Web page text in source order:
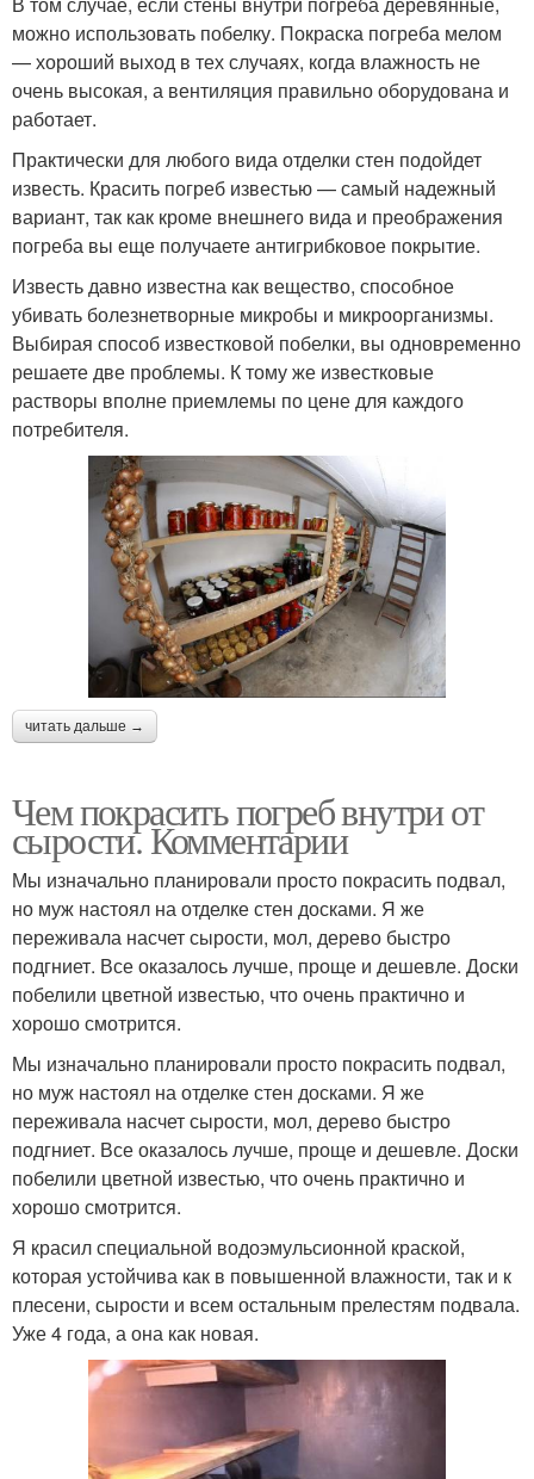
можно использовать побелку. Покраска погреба мелом
— хороший выход в тех случаях, когда влажность не
очень высокая, а вентиляция правильно оборудована и
работает.
Практически для любого вида отделки стен подойдет
известь. Красить погреб известью — самый надежный
вариант, так как кроме внешнего вида и преображения
погреба вы еще получаете антигрибковое покрытие.
Известь давно известна как вещество, способное
убивать болезнетворные микробы и микроорганизмы.
Выбирая способ известковой побелки, вы одновременно
решаете две проблемы. К тому же известковые
растворы вполне приемлемы по цене для каждого
потребителя.
читать дальше →
Чем покрасить погреб внутри от
сырости. Комментарии
Мы изначально планировали просто покрасить подвал,
но муж настоял на отделке стен досками. Я же
переживала насчет сырости, мол, дерево быстро
подгниет. Все оказалось лучше, проще и дешевле. Доски
побелили цветной известью, что очень практично и
хорошо смотрится.
Мы изначально планировали просто покрасить подвал,
но муж настоял на отделке стен досками. Я же
переживала насчет сырости, мол, дерево быстро
подгниет. Все оказалось лучше, проще и дешевле. Доски
побелили цветной известью, что очень практично и
хорошо смотрится.
Я красил специальной водоэмульсионной краской,
которая устойчива как в повышенной влажности, так и к
плесени, сырости и всем остальным прелестям подвала.
Уже 4 года, а она как новая.